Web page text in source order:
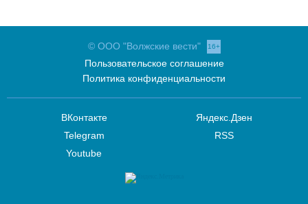
© ООО "Волжские вести" 16+
Пользовательское соглашение
Политика конфиденциальности
ВКонтакте
Telegram
Youtube
Яндекс.Дзен
RSS